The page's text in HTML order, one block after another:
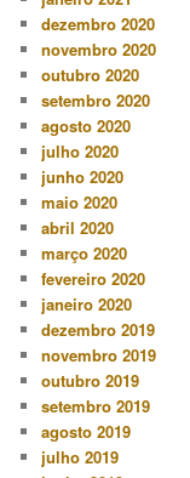
dezembro 2020
novembro 2020
outubro 2020
setembro 2020
agosto 2020
julho 2020
junho 2020
maio 2020
abril 2020
março 2020
fevereiro 2020
janeiro 2020
dezembro 2019
novembro 2019
outubro 2019
setembro 2019
agosto 2019
julho 2019